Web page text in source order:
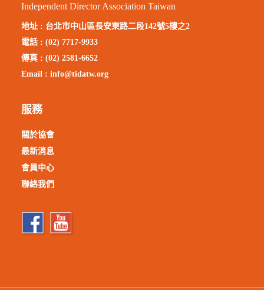
Independent Director Association Taiwan
地址 : 台北市中山區長安東路二段142號5樓之2
電話 : (02) 7717-9933
傳真 : (02) 2581-6652
Email :info@tidatw.org
服務
關於協會
最新消息
會員中心
聯絡我們